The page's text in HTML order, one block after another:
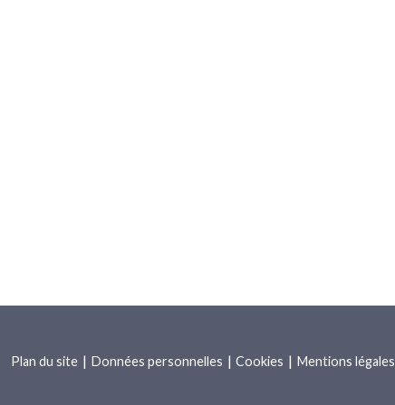
Plan du site Données personnelles Cookies Mentions légales